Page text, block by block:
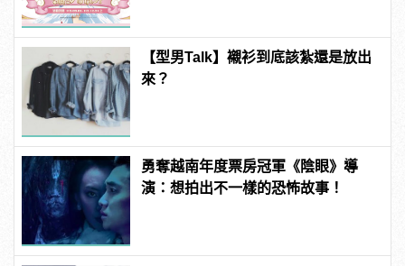
【型男Talk】襯衫到底該紮還是放出
來？
勇奪越南年度票房冠軍《陰眼》導
演：想拍出不一樣的恐怖故事！